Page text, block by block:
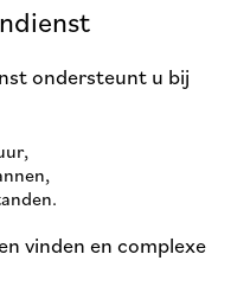
ondersteunt u bij
vinden en complexe